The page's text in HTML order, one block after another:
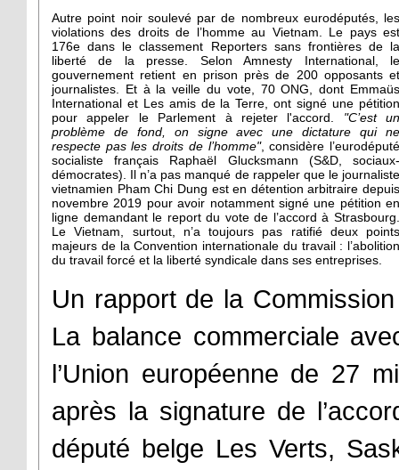
Autre point noir soulevé par de nombreux eurodéputés, les
violations des droits de l’homme au Vietnam. Le pays est
176e dans le classement Reporters sans frontières de la
liberté de la presse. Selon Amnesty International, le
gouvernement retient en prison près de 200 opposants et
journalistes. Et à la veille du vote, 70 ONG, dont Emmaüs
International et Les amis de la Terre, ont signé une pétition
pour appeler le Parlement à rejeter l'accord. "C’est un
problème de fond, on signe avec une dictature qui ne
respecte pas les droits de l’homme", considère
socialiste français Raphaël Glucksmann (S&D, sociaux-
démocrates). Il n’a pas manqué de rappeler que le journaliste
vietnamien Pham Chi Dung est en détention arbitraire depuis
novembre 2019 pour avoir notamment signé une pétition en
ligne demandant le report du vote de l’accord à Strasbourg.
Le Vietnam, surtout, n’a toujours pas ratifié deux points
majeurs de la Convention internationale du travail : l’abolition
du travail forcé et la liberté syndicale dans ses entreprises.
Un rapport de la
La balance commerciale
l’Union européenne de 27
après la signature de
député belge Les Verts,